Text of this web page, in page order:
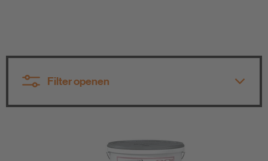
Filter openen
Alle productgroepen